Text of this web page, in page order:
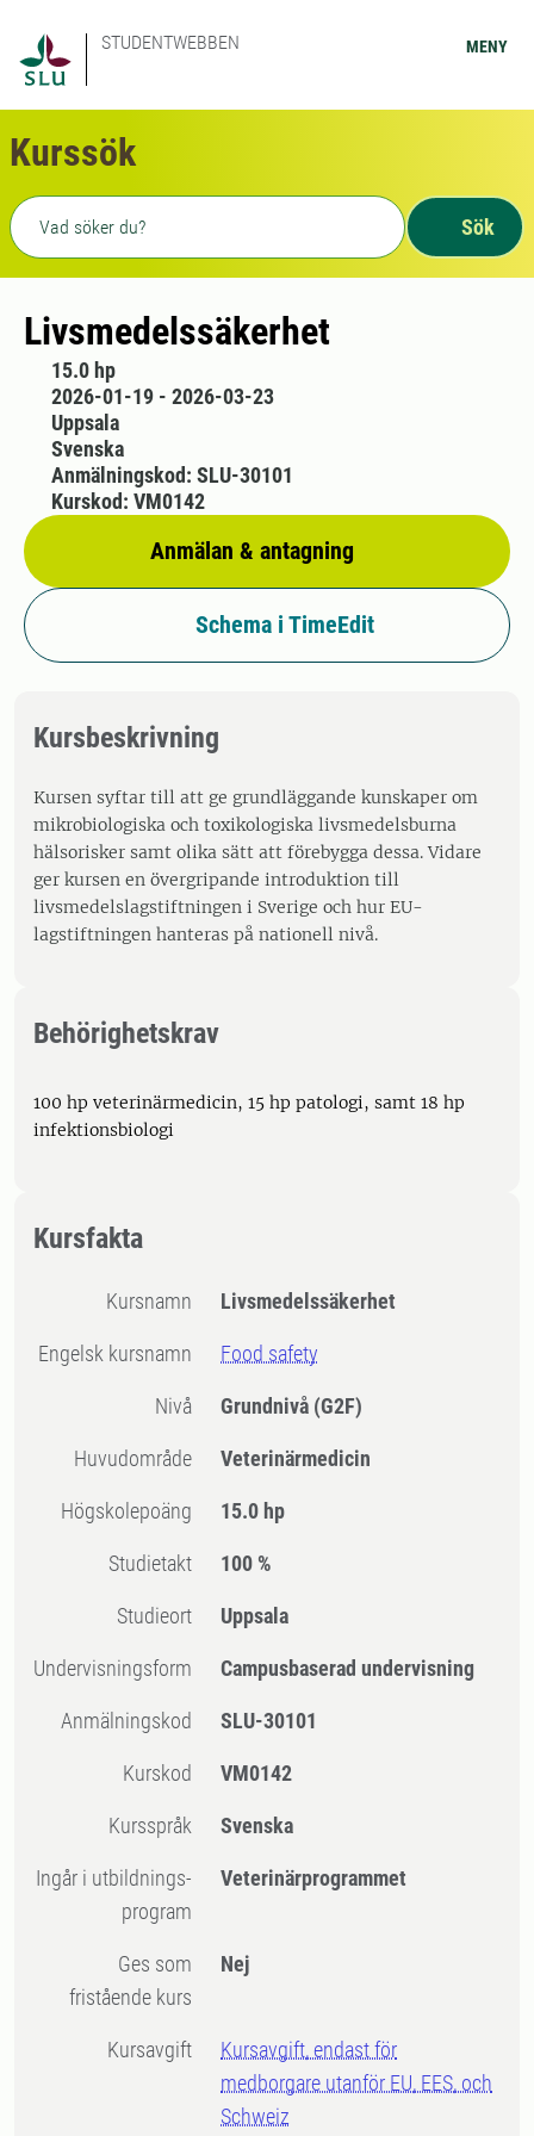
STUDENTWEBBEN MENY
Kurssök
Fritext sökning
Sök
Livsmedelssäkerhet
15.0 hp
2026-01-19 - 2026-03-23
Uppsala
Svenska
Anmälan & antagning
Anmälningskod: SLU-30101
Kurskod: VM0142
Schema i TimeEdit
Kursbeskrivning
Kursen syftar till att ge grundläggande kunskaper om
mikrobiologiska och toxikologiska livsmedelsburna
hälsorisker samt olika sätt att förebygga dessa. Vidare
ger kursen en övergripande introduktion till
livsmedelslagstiftningen i Sverige och hur EU-
lagstiftningen hanteras på nationell nivå.
Behörighetskrav
100 hp veterinärmedicin, 15 hp patologi, samt 18 hp
infektionsbiologi
Kursfakta
Kursnamn Livsmedelssäkerhet
Engelsk kursnamn Food safety
Nivå Grundnivå (G2F)
Huvudområde Veterinärmedicin
högskolepoäng 15.0 hp
Studietakt 100 %
Studieort Uppsala
Undervisningsform Campusbaserad undervisning
Anmälningskod SLU-30101
Kurskod VM0142
Kursspråk Svenska
Ingår i utbildnings-
program
Veterinärprogrammet
Ges som
fristående kurs
Nej
Kursavgift
Kursavgift, endast för
medborgare utanför EU, EES, och
Schweiz